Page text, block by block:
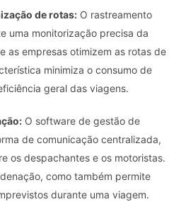
de rotas: O rastreamento
uma monitorização precisa da
as empresas otimizem as rotas de
minimiza o consumo de
geral das viagens.
O software de gestão de
de comunicação centralizada,
os despachantes e os motoristas.
como também permite
durante uma viagem.